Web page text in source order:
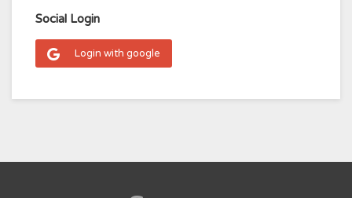
Social Login
Login with google